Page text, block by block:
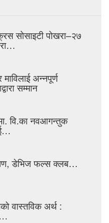
सोसाइटी पोखरा–२७
माविलाई अन्नपूर्ण
सम्मान
वि.का नवआगन्तुक
डेभिज फल्स क्लब…
वास्तविक अर्थ :